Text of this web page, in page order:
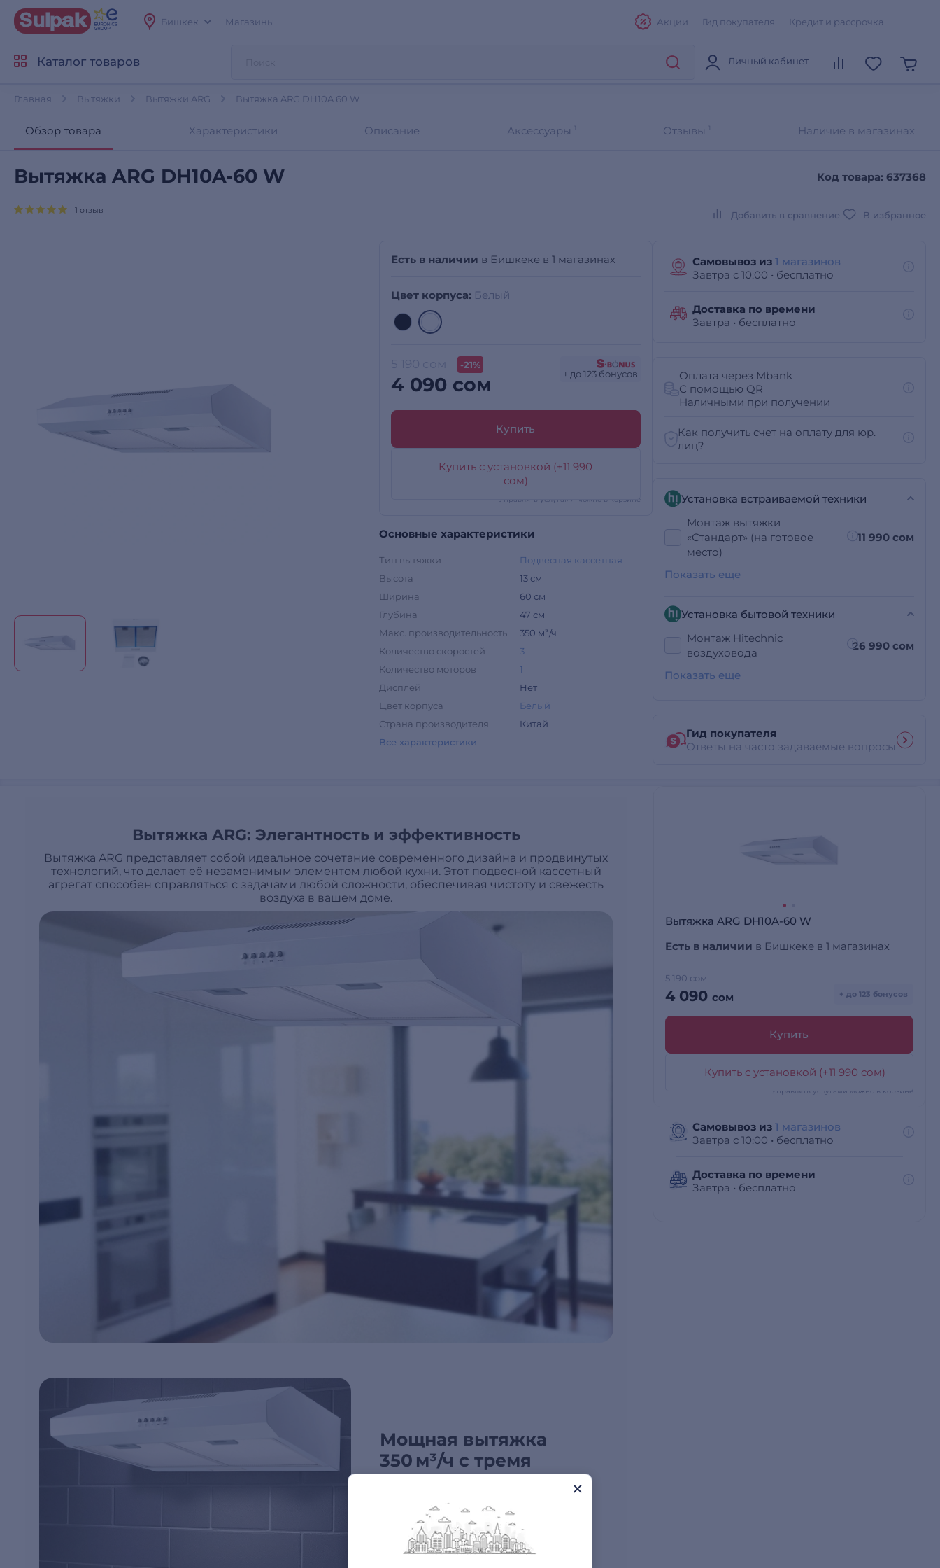
Бишкек Магазины Акции Гид покупателя Кредит и рассрочка
Каталог товаров Личный кабинет
Главная Вытяжки Вытяжки ARG Вытяжка ARG DH10A 60 W
Обзор товара Характеристики Описание Аксессуары 1 Отзывы 1 Наличие в магазинах
Вытяжка ARG DH10A-60 W Код товара: 637368
1 отзыв Добавить в сравнение В избранное
Есть в наличии в Бишкеке в 1 магазинах
Цвет корпуса: Белый
-21%
4 090 сом + до 123 бонусов
Купить
Купить с установкой (+11 990
сом)
*Управлять услугами можно в корзине
Основные характеристики
Тип вытяжки
Подвесная кассетная
Высота
13 см
Ширина
60 см
Глубина
47 см
Макс. производительность
350 м³/ч
Количество скоростей
3
Количество моторов
1
Дисплей
Нет
Цвет корпуса
Белый
Страна производителя
Китай
Все характеристики
Самовывоз из 1 магазинов
Завтра с 10:00 • бесплатно
Доставка по времени
Завтра • бесплатно
Оплата через Mbank
С помощью QR
Наличными при получении
Как получить счет на оплату для юр.
лиц?
Установка встраиваемой техники
Монтаж вытяжки
«Стандарт» (на готовое
место)
11 990 сом
Показать еще
Установка бытовой техники
Монтаж Hitechnic
воздуховода
26 990 сом
Показать еще
Гид покупателя
Ответы на часто задаваемые вопросы
Вытяжка ARG: Элегантность и эффективность
Вытяжка ARG представляет собой идеальное сочетание современного дизайна и продвинутых
технологий, что делает её незаменимым элементом любой кухни. Этот подвесной кассетный
агрегат способен справляться с задачами любой сложности, обеспечивая чистоту и свежесть
воздуха в вашем доме.
Мощная вытяжка
350 м³/ч с тремя
скоростями
Вытяжка отличается высокой
максимальной производительностью — до
350 м³/ч, что позволяет эффективно
удалять запахи и испарения даже в
Вытяжка ARG DH10A-60 W
Есть в наличии в Бишкеке в 1 магазинах
5 190 сом
4 090 сом + до 123 бонусов
Купить
Купить с установкой (+11 990 сом)
*Управлять услугами можно в корзине
Самовывоз из 1 магазинов
Завтра с 10:00 • бесплатно
Доставка по времени
Завтра • бесплатно